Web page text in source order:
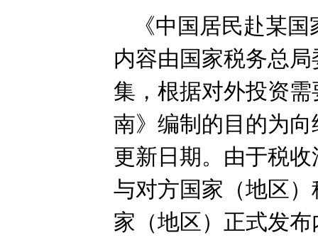
《中国居民赴某
内容由国家税务总
集，根据对外投资
南》编制的目的为
更新日期。由于税
与对方国家（地区
家（地区）正式发